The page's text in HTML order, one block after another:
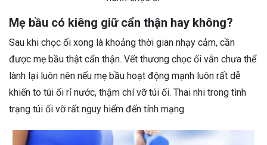
Mẹ bầu có kiêng giữ cẩn thận hay không?
Sau khi chọc ối xong là khoảng thời gian nhạy cảm, cần
được mẹ bầu thật cẩn thận. Vết thương chọc ối vẫn chưa thể
lành lại luôn nên nếu mẹ bầu hoạt động mạnh luôn rất dễ
khiến to túi ối rỉ nước, thậm chí vỡ túi ối. Thai nhi trong tình
trạng túi ối vỡ rất nguy hiểm đến tính mạng.